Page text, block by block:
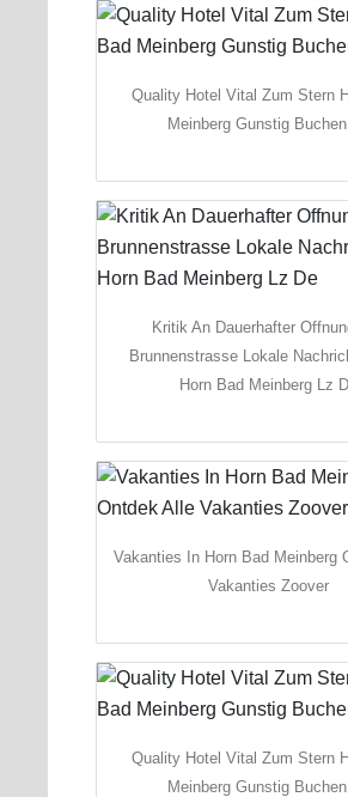
Quality Hotel Vital Zum Stern
Meinberg Gunstig
Kritik An Dauerhafter
Brunnenstrasse Lokale
Horn Bad Meinberg Lz
Vakanties In Horn Bad Meinberg
Vakanties Zoover
Quality Hotel Vital Zum Stern
Meinberg Gunstig